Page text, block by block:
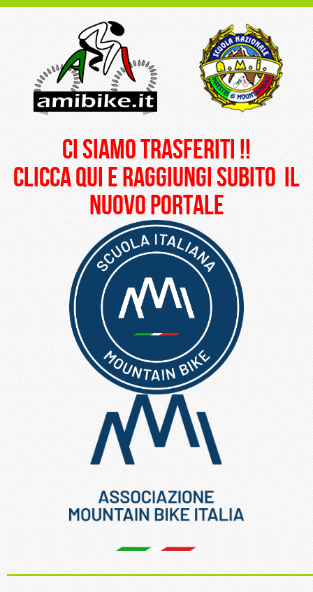
ci siamo trasferiti !!
clicca qui e raggiungi subito il
nuovo portale